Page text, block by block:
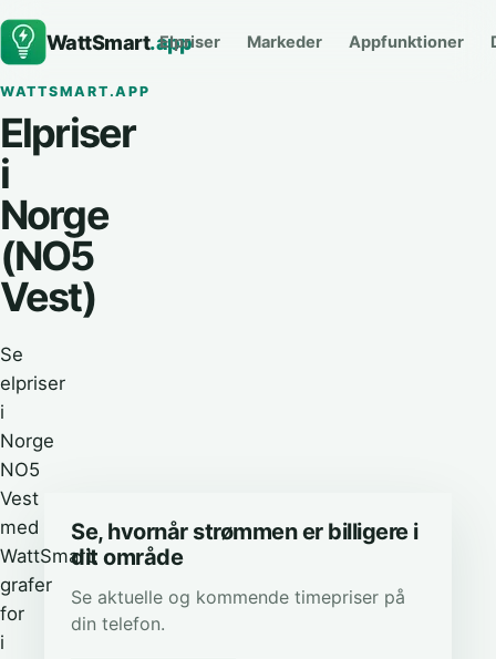
WattSmart.app
Elpriser Markeder Appfunktioner
WATTSMART.APP
Elpriser
i
Norge
(NO5
Vest)
Se
elpriser
i
Norge
NO5
Vest
med
WattSmart:
grafer
for
i
Se, hvornår strømmen er billigere i
dit område
Se aktuelle og kommende timepriser på
din telefon.